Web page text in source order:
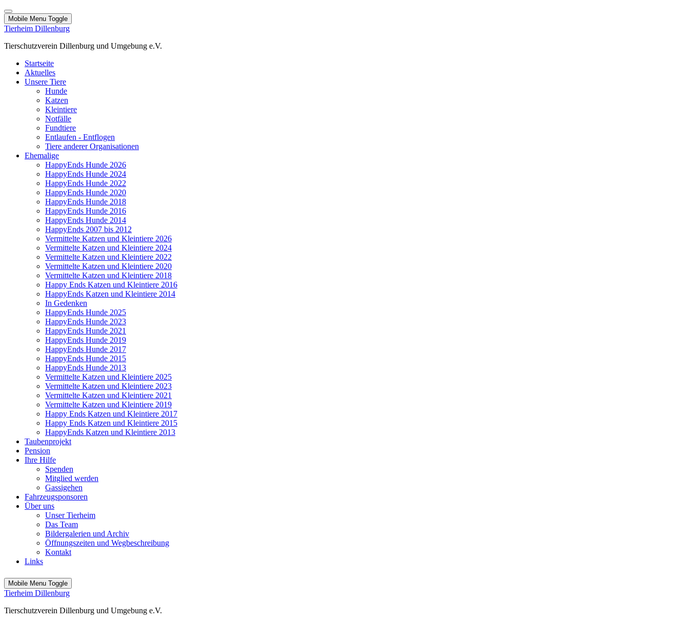
Mobile Menu Toggle
Tierheim Dillenburg
Tierschutzverein Dillenburg und Umgebung e.V.
Startseite
Aktuelles
Unsere Tiere
Hunde
Katzen
Kleintiere
Notfälle
Fundtiere
Entlaufen - Entflogen
Tiere anderer Organisationen
Ehemalige
HappyEnds Hunde 2026
HappyEnds Hunde 2024
HappyEnds Hunde 2022
HappyEnds Hunde 2020
HappyEnds Hunde 2018
HappyEnds Hunde 2016
HappyEnds Hunde 2014
HappyEnds 2007 bis 2012
Vermittelte Katzen und Kleintiere 2026
Vermittelte Katzen und Kleintiere 2024
Vermittelte Katzen und Kleintiere 2022
Vermittelte Katzen und Kleintiere 2020
Vermittelte Katzen und Kleintiere 2018
Happy Ends Katzen und Kleintiere 2016
HappyEnds Katzen und Kleintiere 2014
In Gedenken
HappyEnds Hunde 2025
HappyEnds Hunde 2023
HappyEnds Hunde 2021
HappyEnds Hunde 2019
HappyEnds Hunde 2017
HappyEnds Hunde 2015
HappyEnds Hunde 2013
Vermittelte Katzen und Kleintiere 2025
Vermittelte Katzen und Kleintiere 2023
Vermittelte Katzen und Kleintiere 2021
Vermittelte Katzen und Kleintiere 2019
Happy Ends Katzen und Kleintiere 2017
Happy Ends Katzen und Kleintiere 2015
HappyEnds Katzen und Kleintiere 2013
Taubenprojekt
Pension
Ihre Hilfe
Spenden
Mitglied werden
Gassigehen
Fahrzeugsponsoren
Über uns
Unser Tierheim
Das Team
Bildergalerien und Archiv
Öffnungszeiten und Wegbeschreibung
Kontakt
Links
Mobile Menu Toggle
Tierheim Dillenburg
Tierschutzverein Dillenburg und Umgebung e.V.